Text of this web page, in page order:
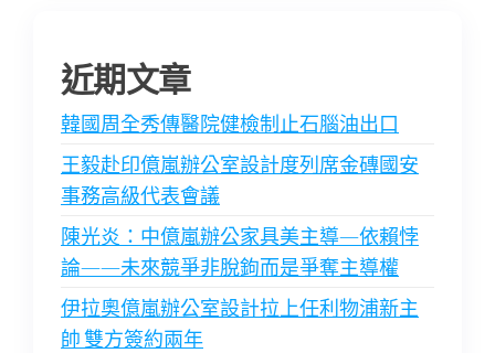
近期文章
韓國周全秀傳醫院健檢制止石腦油出口
王毅赴印億嵐辦公室設計度列席金磚國安
事務高級代表會議
陳光炎：中億嵐辦公家具美主導—依賴悖
論——未來競爭非脫鉤而是爭奪主導權
伊拉奧億嵐辦公室設計拉上任利物浦新主
帥 雙方簽約兩年